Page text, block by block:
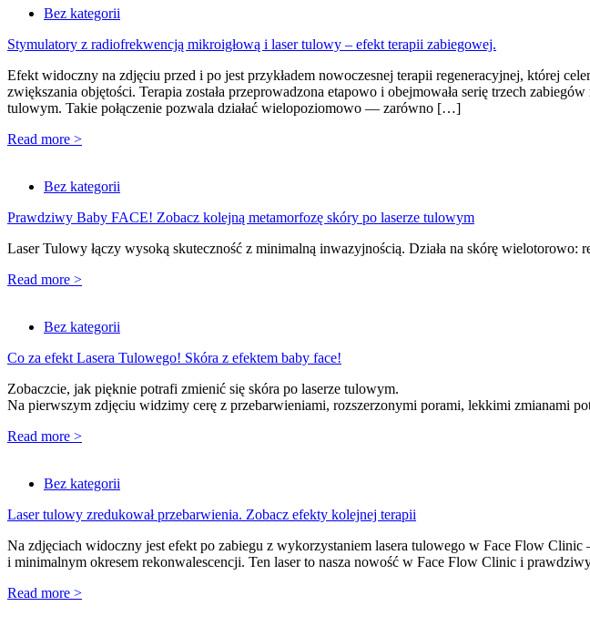
Bez kategorii
Stymulatory z radiofrekwencją mikroigłową i laser tulowy – efekt terapii zabiegowej.
Efekt widoczny na zdjęciu przed i po jest przykładem nowoczesnej terapii regeneracyjnej, której
zwiększania objętości. Terapia została przeprowadzona etapowo i obejmowała serię trzech
tulowym. Takie połączenie pozwala działać wielopoziomowo — zarówno […]
Read more >
Bez kategorii
Prawdziwy Baby FACE! Zobacz kolejną metamorfozę skóry po laserze tulowym
Laser Tulowy łączy wysoką skuteczność z minimalną inwazyjnością. Działa na skórę
Read more >
Bez kategorii
Co za efekt Lasera Tulowego! Skóra z efektem baby face!
Zobaczcie, jak pięknie potrafi zmienić się skóra po laserze tulowym.
Na pierwszym zdjęciu widzimy cerę z przebarwieniami, rozszerzonymi porami, lekkimi zmianami
Read more >
Bez kategorii
Laser tulowy zredukował przebarwienia. Zobacz efekty kolejnej terapii
Na zdjęciach widoczny jest efekt po zabiegu z wykorzystaniem lasera tulowego w Face Flow Clinic
i minimalnym okresem rekonwalescencji. Ten laser to nasza nowość w Face Flow Clinic i
Read more >